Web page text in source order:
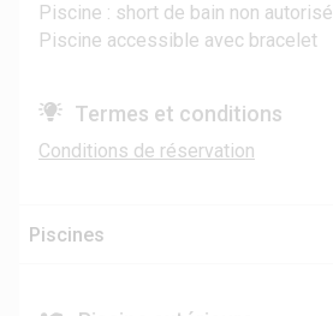
Piscine : short de bain non autorisé
Piscine accessible avec bracelet
Termes et conditions
Conditions de réservation
Piscines